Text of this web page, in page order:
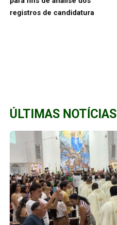
registros de candidatura
ÚLTIMAS NOTÍCIAS